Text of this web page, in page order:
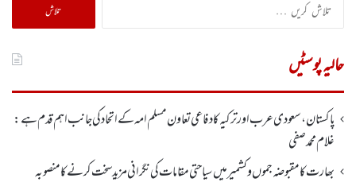
تلاش
کریں
حالیہ پوسٹیں
پاکستان، سعودی عرب اور ترکیہ کا دفاعی تعاون مسلم امہ کے اتحاد کی جانب اہم قدم ہے:
غلام محمد صفی
بھارت کا مقبوضہ جموں وکشمیر میں سیاحتی مقامات کی نگرانی مزید سخت کرنے کا منصوبہ